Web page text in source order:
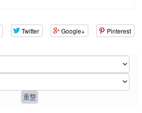
Twitter Google+ Pinterest